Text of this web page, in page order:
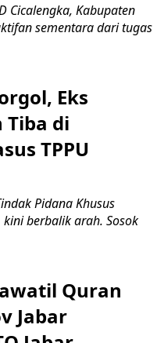
Cicalengka, Kabupaten
sementara dari tugas
Eks
Tiba di
TPPU
Pidana Khusus
kini berbalik arah. Sosok
Quran
Jabar